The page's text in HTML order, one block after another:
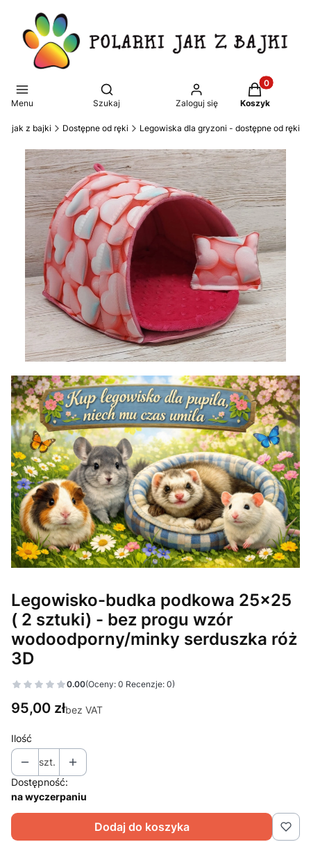
Menu
Otwórz wyszukiwarkę
Szukaj Zaloguj się
Produkty w
Koszyk
jak z bajki Dostępne od ręki Legowiska dla gryzoni - dostępne od ręki
Legowisko-budka podkowa 25x25
( 2 sztuki) - bez progu wzór
wodoodporny/minky serduszka róż
3D
0.00(Oceny: 0 Recenzje: 0)
Cena
95,00 złbez VAT
Ilość
szt.
Dostępność:
na wyczerpaniu
Dodaj do koszyka